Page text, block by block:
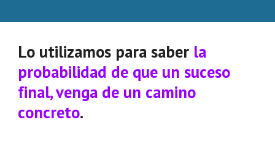
Lo utilizamos para saber la
probabilidad de que un suceso
final, venga de un camino
concreto.